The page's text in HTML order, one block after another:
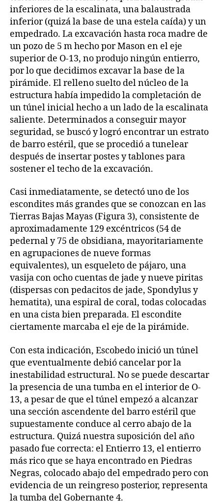
inferiores de la escalinata, una balaustrada
inferior (quizá la base de una estela caída) y un
empedrado. La excavación hasta roca madre de
un pozo de 5 m hecho por Mason en el eje
superior de O-13, no produjo ningún entierro,
por lo que decidimos excavar la base de la
pirámide. El relleno suelto del núcleo de la
estructura había impedido la completación de
un túnel inicial hecho a un lado de la escalinata
saliente. Determinados a conseguir mayor
seguridad, se buscó y logró encontrar un estrato
de barro estéril, que se procedió a tunelear
después de insertar postes y tablones para
sostener el techo de la excavación.
Casi inmediatamente, se detectó uno de los
escondites más grandes que se conozcan en las
Tierras Bajas Mayas (Figura 3), consistente de
aproximadamente 129 excéntricos (54 de
pedernal y 75 de obsidiana, mayoritariamente
en agrupaciones de nueve formas
equivalentes), un esqueleto de pájaro, una
vasija con ocho cuentas de jade y nueve piritas
(dispersas con pedacitos de jade, Spondylus y
hematita), una espiral de coral, todas colocadas
en una cista bien preparada. El escondite
ciertamente marcaba el eje de la pirámide.
Con esta indicación, Escobedo inició un túnel
que eventualmente debió cancelar por la
inestabilidad estructural. No se puede descartar
la presencia de una tumba en el interior de O-
13, a pesar de que el túnel empezó a alcanzar
una sección ascendente del barro estéril que
supuestamente conduce al cerro abajo de la
estructura. Quizá nuestra suposición del año
pasado fue correcta: el Entierro 13, el entierro
más rico que se haya encontrado en Piedras
Negras, colocado abajo del empedrado pero con
evidencia de un reingreso posterior, representa
la tumba del Gobernante 4.